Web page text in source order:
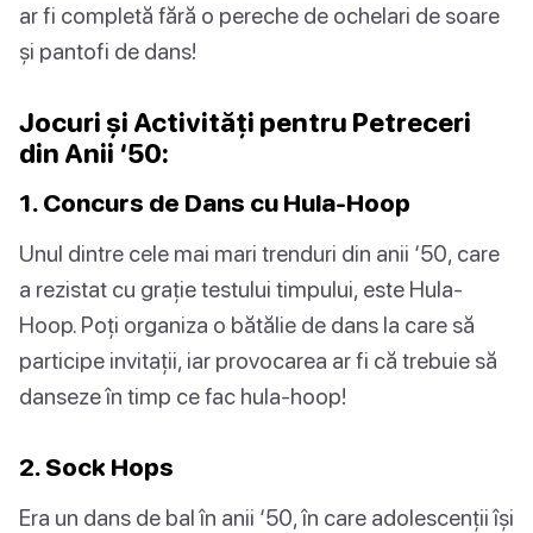
ar fi completă fără o pereche de ochelari de soare
și pantofi de dans!
Jocuri și Activități pentru Petreceri
din Anii ‘50:
1. Concurs de Dans cu Hula-Hoop
Unul dintre cele mai mari trenduri din anii ‘50, care
a rezistat cu grație testului timpului, este Hula-
Hoop. Poți organiza o bătălie de dans la care să
participe invitații, iar provocarea ar fi că trebuie să
danseze în timp ce fac hula-hoop!
2. Sock Hops
Era un dans de bal în anii ‘50, în care adolescenții își